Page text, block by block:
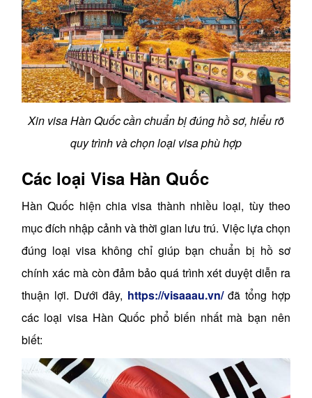
Xin visa Hàn Quốc cần chuẩn bị đúng hồ sơ, hiểu rõ
quy trình và chọn loại visa phù hợp
Các loại Visa Hàn Quốc
Hàn Quốc hiện chia visa thành nhiều loại, tùy theo
mục đích nhập cảnh và thời gian lưu trú. Việc lựa chọn
đúng loại visa không chỉ giúp bạn chuẩn bị hồ sơ
chính xác mà còn đảm bảo quá trình xét duyệt diễn ra
thuận lợi. Dưới đây, https://visaaau.vn/đã tổng hợp
các loại visa Hàn Quốc phổ biến nhất mà bạn nên
biết: